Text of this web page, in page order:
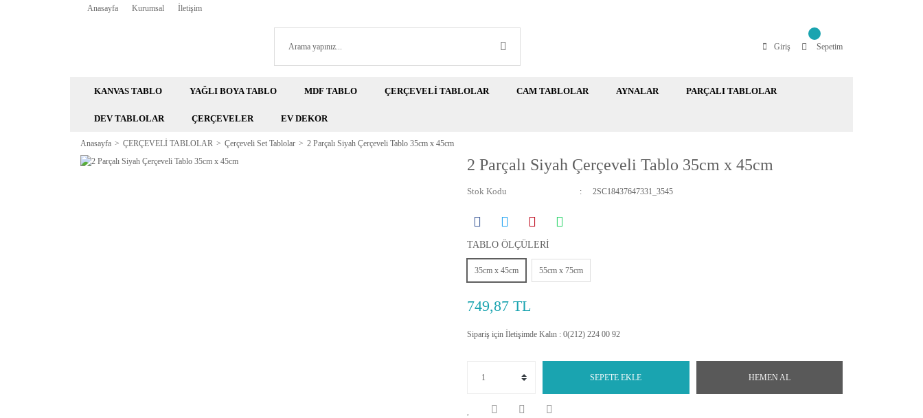
Anasayfa Kurumsal İletişim
Giriş Sepetim
KANVAS TABLO YAĞLI BOYA TABLO MDF TABLO ÇERÇEVELİ TABLOLAR CAM TABLOLAR AYNALAR PARÇALI TABLOLAR
DEV TABLOLAR ÇERÇEVELER EV DEKOR
Anasayfa ÇERÇEVELİ TABLOLAR Çerçeveli Set Tablolar 2 Parçalı Siyah Çerçeveli Tablo 35cm x 45cm
2 Parçalı Siyah Çerçeveli Tablo 35cm x 45cm
Stok Kodu 2SC18437647331_3545
TABLO ÖLÇÜLERİ
35cm x 45cm 55cm x 75cm
749,87 TL
Sipariş için İletişimde Kalın : 0(212) 224 00 92
SEPETE EKLE HEMEN AL